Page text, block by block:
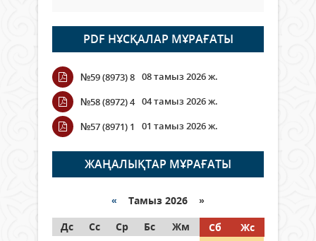
Open Air: Қызылорда облысы
полиция департаменті 20
мыңнан астам көрерменнің
қауіпсіздігін қамтамасыз етті
06 тамыз 2026 ж.
Wi-Fi ҚАБЫРҒА АРҚЫЛЫ ҚАЛАЙ
ӨТЕДІ?
06 тамыз 2026 ж. 265
граждане Казахстана,
05 тамыз 2026 ж. 146
PDF НҰСҚАЛАР МҰРАҒАТЫ
№59 (8973) 8 08 тамыз 2026 ж.
№58 (8972) 4 04 тамыз 2026 ж.
№57 (8971) 1
01 тамыз 2026 ж.
ЖАҢАЛЫҚТАР МҰРАҒАТЫ
« Тамыз 2026 »
Дс
Сс Ср Бс Жм Сб
Жс